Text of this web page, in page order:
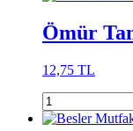
Ömür
12,75 TL